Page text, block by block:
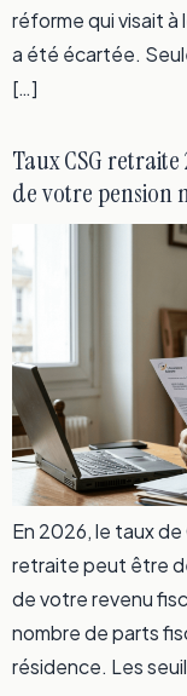
réforme qui visait
a été écartée.
[…]
Taux CSG
de votre pension
En 2026, le taux
retraite peut être
de votre revenu
nombre de parts
résidence. Les